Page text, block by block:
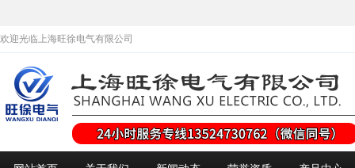
欢迎光临上海旺徐电气有限公司